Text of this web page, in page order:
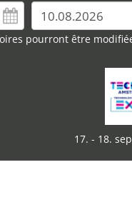
pourront être
17. - 18.